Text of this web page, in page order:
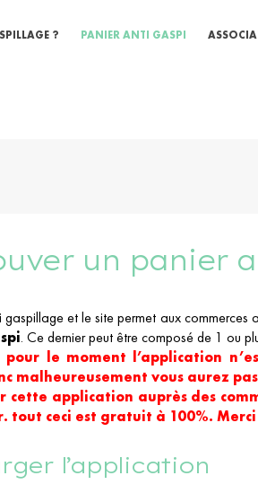
? PANIER ANTI GASPI
un panier
gaspillage et le site permet aux commerces
. Ce dernier peut être composé de 1 ou
le moment l’application
malheureusement vous aurez
cette application auprès des
tout ceci est gratuit à 100%.
l’application